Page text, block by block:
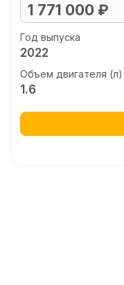
1 771 000 ₽
Год выпуска
2022
Объем двигателя (л)
1.6